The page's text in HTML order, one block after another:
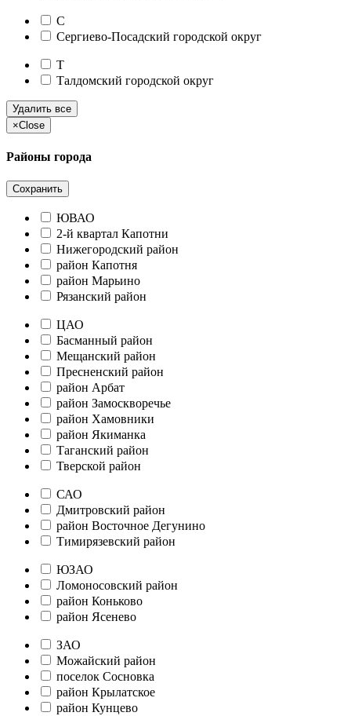
С
Сергиево-Посадский городской округ
Т
Талдомский городской округ
Удалить все
×Close
Районы города
Сохранить
ЮВАО
2-й квартал Капотни
Нижегородский район
район Капотня
район Марьино
Рязанский район
ЦАО
Басманный район
Мещанский район
Пресненский район
район Арбат
район Замоскворечье
район Хамовники
район Якиманка
Таганский район
Тверской район
САО
Дмитровский район
район Восточное Дегунино
Тимирязевский район
ЮЗАО
Ломоносовский район
район Коньково
район Ясенево
ЗАО
Можайский район
поселок Сосновка
район Крылатское
район Кунцево